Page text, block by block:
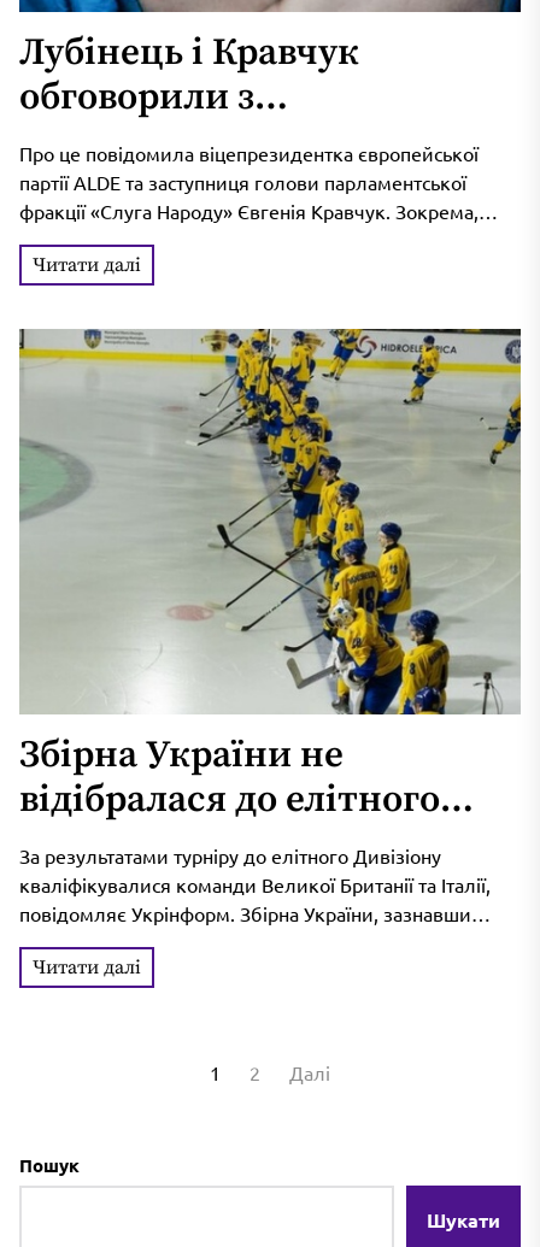
Лубінець і Кравчук
обговорили з
євродепутатами
повернення депортованих
РФ українських дітей
Про це повідомила віцепрезидентка європейської
партії ALDE та заступниця голови парламентської
фракції «Слуга Народу» Євгенія Кравчук. Зокрема,
вона зазначила, що разом із делегацією ALDE, до...
Читати далі
Збірна України не
відібралася до елітного
Дивізіону чемпіонату світу
з хокею
За результатами турніру до елітного Дивізіону
кваліфікувалися команди Великої Британії та Італії,
повідомляє Укрінформ. Збірна України, зазнавши
поразки у вирішальному матчі від японців, посіла
третє...
Читати далі
1 2 Далі
Пошук
Шукати